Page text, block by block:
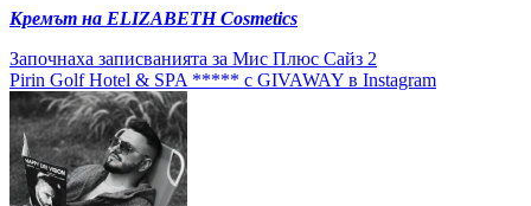
Кремът на ELIZABETH Cosmetics
Навигация
Започнаха записванията за Мис Плюс Сайз 2
Pirin Golf Hotel & SPA ***** с GIVAWAY в Instagram